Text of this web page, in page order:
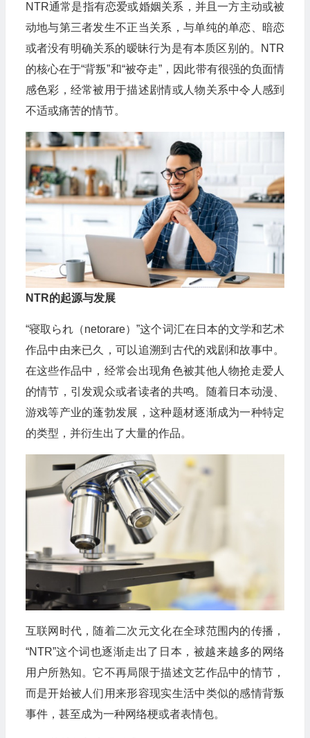
NTR通常是指有恋爱或婚姻关系，并且一方主动或被
动地与第三者发生不正当关系，与单纯的单恋、暗恋
或者没有明确关系的暧昧行为是有本质区别的。NTR
的核心在于“背叛”和“被夺走”，因此带有很强的负面情
感色彩，经常被用于描述剧情或人物关系中令人感到
不适或痛苦的情节。
NTR的起源与发展
“寝取られ（netorare）”这个词汇在日本的文学和艺术
作品中由来已久，可以追溯到古代的戏剧和故事中。
在这些作品中，经常会出现角色被其他人物抢走爱人
的情节，引发观众或者读者的共鸣。随着日本动漫、
游戏等产业的蓬勃发展，这种题材逐渐成为一种特定
的类型，并衍生出了大量的作品。
互联网时代，随着二次元文化在全球范围内的传播，
“NTR”这个词也逐渐走出了日本，被越来越多的网络
用户所熟知。它不再局限于描述文艺作品中的情节，
而是开始被人们用来形容现实生活中类似的感情背叛
事件，甚至成为一种网络梗或者表情包。